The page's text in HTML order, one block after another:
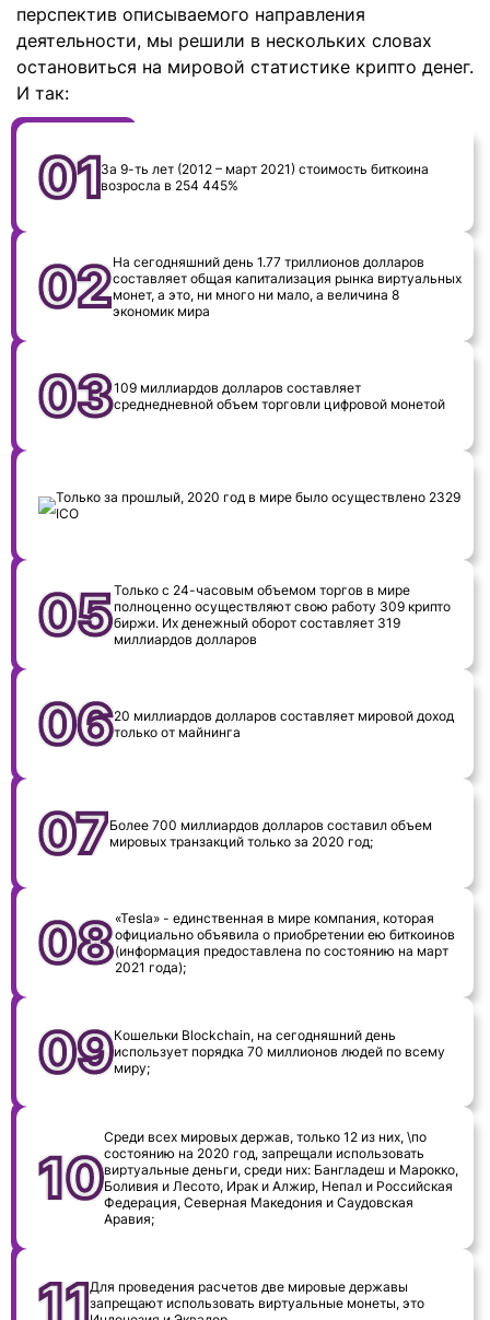
перспектив описываемого направления
деятельности, мы решили в нескольких словах
остановиться на мировой статистике крипто денег.
И так:
За 9-ть лет (2012 – март 2021) стоимость биткоина
возросла в 254 445%
На сегодняшний день 1.77 триллионов долларов
составляет общая капитализация рынка виртуальных
монет, а это, ни много ни мало, а величина 8
экономик мира
109 миллиардов долларов составляет
среднедневной объем торговли цифровой монетой
Только за прошлый, 2020 год в мире было осуществлено 2329
ICO
Только с 24-часовым объемом торгов в мире
полноценно осуществляют свою работу 309 крипто
биржи. Их денежный оборот составляет 319
миллиардов долларов
20 миллиардов долларов составляет мировой доход
только от майнинга
Более 700 миллиардов долларов составил объем
мировых транзакций только за 2020 год;
«Tesla» - единственная в мире компания, которая
официально объявила о приобретении ею биткоинов
(информация предоставлена по состоянию на март
2021 года);
Кошельки Blockchain, на сегодняшний день
использует порядка 70 миллионов людей по всему
миру;
Среди всех мировых держав, только 12 из них, \по
состоянию на 2020 год, запрещали использовать
виртуальные деньги, среди них: Бангладеш и Марокко,
Боливия и Лесото, Ирак и Алжир, Непал и Российская
Федерация, Северная Македония и Саудовская
Аравия;
Для проведения расчетов две мировые державы
запрещают использовать виртуальные монеты, это